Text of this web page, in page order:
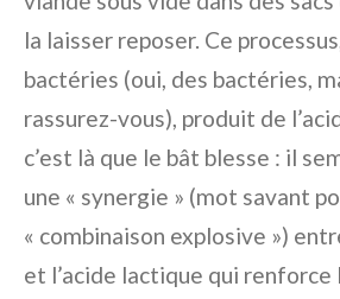
la laisser reposer. Ce
bactéries (oui, des bactéries,
rassurez-vous), produit de
c’est là que le bât blesse : il
une « synergie » (mot savant
« combinaison explosive »)
et l’acide lactique qui renforce